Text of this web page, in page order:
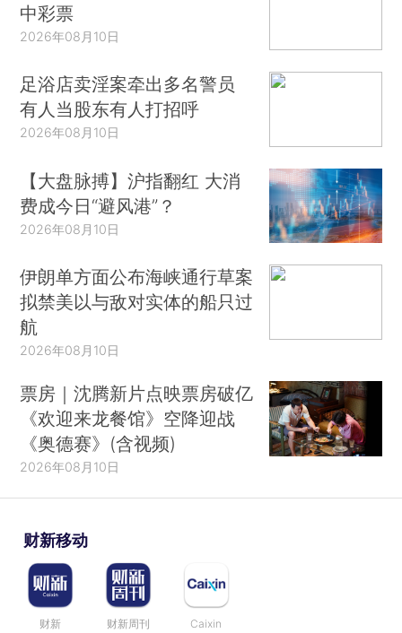
中彩票
2026年08月10日
足浴店卖淫案牵出多名警员
有人当股东有人打招呼
2026年08月10日
【大盘脉搏】沪指翻红 大消
费成今日“避风港”？
2026年08月10日
伊朗单方面公布海峡通行草案
拟禁美以与敌对实体的船只过
航
2026年08月10日
票房｜沈腾新片点映票房破亿
《欢迎来龙餐馆》空降迎战
《奥德赛》(含视频)
2026年08月10日
财新移动
财新 财新周刊 Caixin